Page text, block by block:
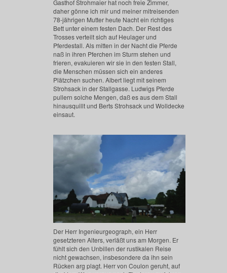
Gasthof Strohmaier hat noch freie Zimmer,
daher gönne ich mir und meiner mitreisenden
78-jährigen Mutter heute Nacht ein richtiges
Bett unter einem festen Dach. Der Rest des
Trosses verteilt sich auf Heulager und
Pferdestall. Als mitten in der Nacht die Pferde
naß in ihren Pferchen im Sturm stehen und
frieren, evakuieren wir sie in den festen Stall,
die Menschen müssen sich ein anderes
Plätzchen suchen. Albert liegt mit seinem
Strohsack in der Stallgasse. Ludwigs Pferde
pullern solche Mengen, daß es aus dem Stall
hinausquillt und Berts Strohsack und Wolldecke
einsaut.
Der Herr Ingenieurgeograph, ein Herr
gesetzteren Alters, verläßt uns am Morgen. Er
fühlt sich den Unbillen der rustikalen Reise
nicht gewachsen, insbesondere da ihn sein
Rücken arg plagt. Herr von Coulon geruht, auf